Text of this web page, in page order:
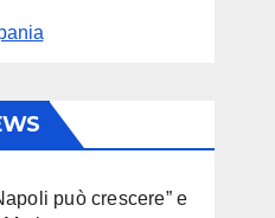
può crescere” e